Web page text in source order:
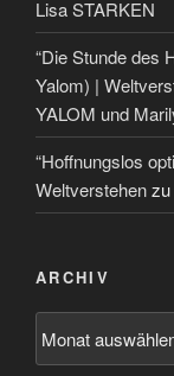
Lisa STARKEN
“Die Stunde des
Yalom) |
YALOM und
“Hoffnungslos
Weltverstehenzu
ARCHIV